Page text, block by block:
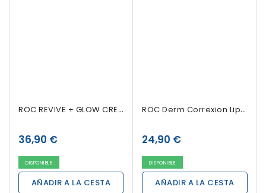
ROC REVIVE + GLOW CREMA EN GEL, 50 Ml
36,90 €
DISPONIBLE
AÑADIR A LA CESTA
ROC Derm Correxion Lip Volumizer
24,90 €
DISPONIBLE
AÑADIR A LA CESTA